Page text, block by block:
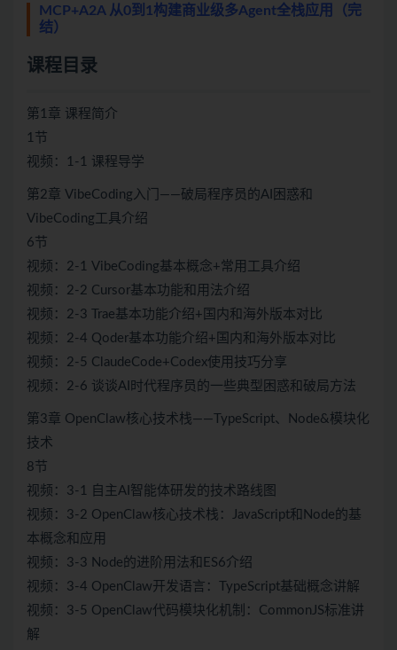
MCP+A2A 从0到1构建商业级多Agent全栈应用（完
结）
课程目录
第1章 课程简介
1节
视频：1-1 课程导学
第2章 VibeCoding入门——破局程序员的AI困惑和
VibeCoding工具介绍
6节
视频：2-1 VibeCoding基本概念+常用工具介绍
视频：2-2 Cursor基本功能和用法介绍
视频：2-3 Trae基本功能介绍+国内和海外版本对比
视频：2-4 Qoder基本功能介绍+国内和海外版本对比
视频：2-5 ClaudeCode+Codex使用技巧分享
视频：2-6 谈谈AI时代程序员的一些典型困惑和破局方法
第3章 OpenClaw核心技术栈——TypeScript、Node&模块化
技术
8节
视频：3-1 自主AI智能体研发的技术路线图
视频：3-2 OpenClaw核心技术栈：JavaScript和Node的基
本概念和应用
视频：3-3 Node的进阶用法和ES6介绍
视频：3-4 OpenClaw开发语言：TypeScript基础概念讲解
视频：3-5 OpenClaw代码模块化机制：CommonJS标准讲
解